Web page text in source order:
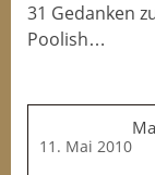
31 Gedanken
Poolish…
11. Mai 2010